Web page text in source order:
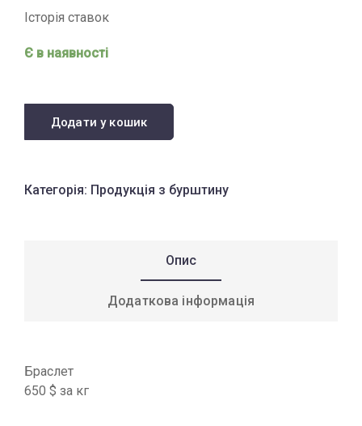
Історія ставок
Є в наявності
Додати у кошик
Категорія: Продукція з бурштину
Опис
Додаткова інформація
Браслет
650 $ за кг